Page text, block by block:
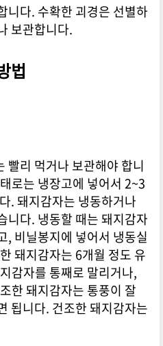
니다. 수확한 괴경은 선별하
보관합니다.
법
빨리 먹거나 보관해야 합니
로는 냉장고에 넣어서 2~3
. 돼지감자는 냉동하거나
니다. 냉동할 때는 돼지감자
, 비닐봉지에 넣어서 냉동실
돼지감자는 6개월 정도 유
감자를 통째로 말리거나,
한 돼지감자는 통풍이 잘
됩니다. 건조한 돼지감자는